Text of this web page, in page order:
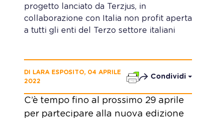
progetto lanciato da Terzjus, in
collaborazione con Italia non profit aperta
a tutti gli enti del Terzo settore italiani
DI LARA ESPOSITO, 04 APRILE
2022
Condividi
C’è tempo fino al prossimo 29 aprile
per partecipare alla nuova edizione